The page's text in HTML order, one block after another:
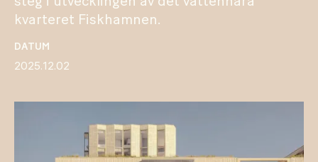
DATUM
2025.12.02
kvarteret Fiskhamnen.